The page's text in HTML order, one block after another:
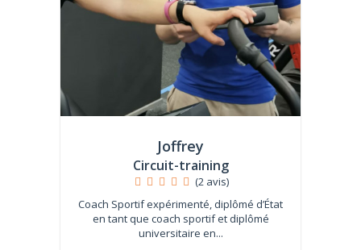
Joffrey
Circuit-training
(2 avis)
Coach Sportif expérimenté, diplômé d’État
en tant que coach sportif et diplômé
universitaire en...